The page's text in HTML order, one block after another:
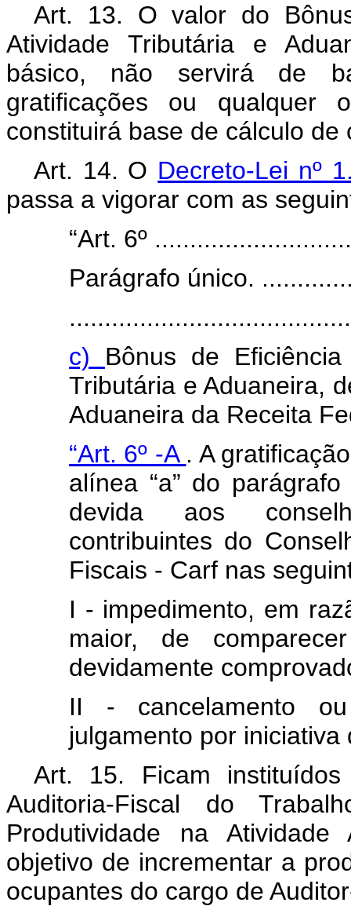
Art. 13. O valor do
Atividade Tributária e
básico, não servirá de
gratificações ou qualquer
constituirá base de cálculo
Art. 14. O Decreto-Lei nº
passa a vigorar com as
“Art. 6º
Parágrafo único.
c) Bônus de
Tributária e Aduaneira,
Aduaneira da Receita
“Art. 6º -A . A
alínea “a” do
devida aos
contribuintes do
Fiscais - Carf nas
I - impedimento, em
maior, de
devidamente
II - cancelamento
julgamento por iniciativa
Art. 15. Ficam
Auditoria-Fiscal do
Produtividade na
objetivo de incrementar a
ocupantes do cargo de